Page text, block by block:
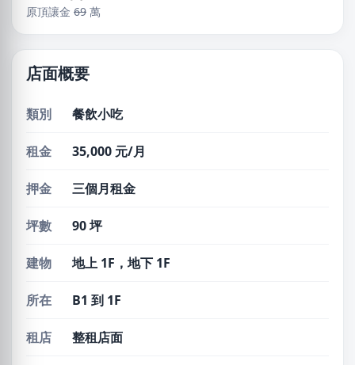
原頂讓金 69 萬
店面概要
類別 餐飲小吃
租金 35,000 元/月
押金 三個月租金
坪數 90 坪
建物 地上 1F，地下 1F
所在 B1 到 1F
租店 整租店面